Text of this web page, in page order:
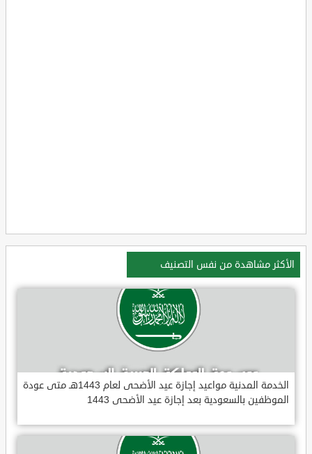
الأكثر مشاهدة من نفس التصنيف
الخدمة المدنية مواعيد إجازة عيد الأضحى لعام 1443هـ متى عودة
الموظفين بالسعودية بعد إجازة عيد الأضحى 1443